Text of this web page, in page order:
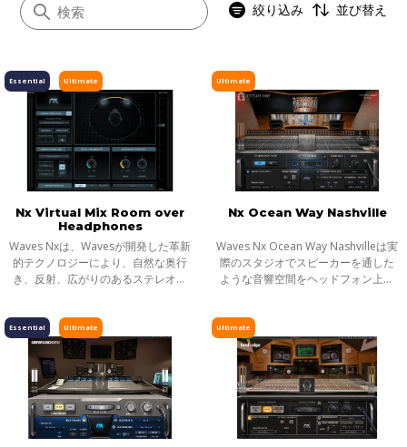
すべて
イコライザー
ダイナミクス
ボーカル
マスタリング
サチュレーション／ディストーション
モジュレーション
ピッチ／タイムシフト
ディレイ／リバーブ
エフェクト
インストゥルメント
ギター／ベース
絞り込み 並び替え
Ultimate
Essential
Nx Virtual Mix Room over
Headphones
Waves Nxは、Wavesが開発した革新
的テクノロジーにより、自然な奥行
き、反射、広がりのあるステレオ音
ッドフォン上に再現し、ヘッドフォ
ンを確か
Ultimate
Nx Ocean Way Nashville
Waves Nx Ocean Way Nashvilleは実
際のスタジオでスピーカーを通した
ような音響空間をヘッドフォン上に
ツールへと変貌させます。さらに、
コンピュ
Ultimate
Essential Ultimate